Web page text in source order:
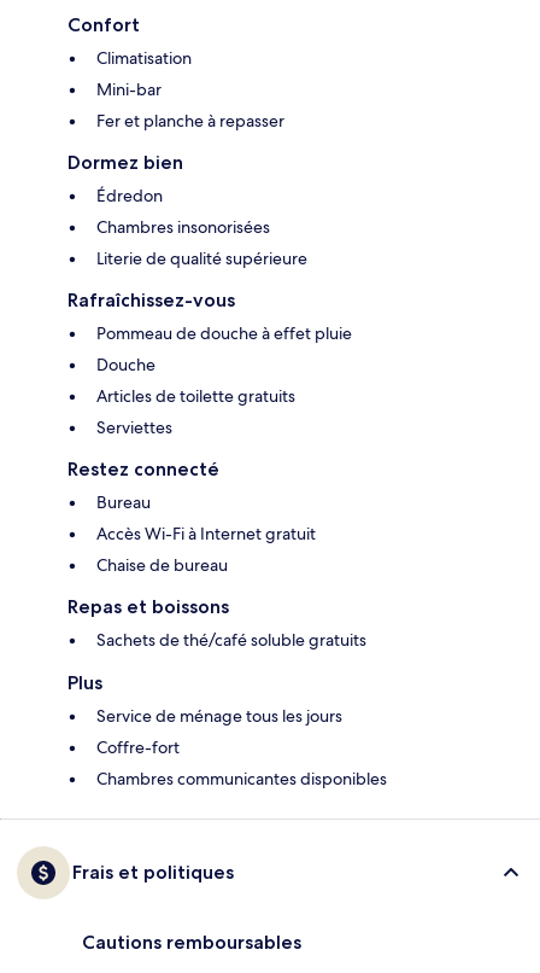
Confort
Climatisation
Mini-bar
Fer et planche à repasser
Dormez bien
Édredon
Chambres insonorisées
Literie de qualité supérieure
Rafraîchissez-vous
Pommeau de douche à effet pluie
Douche
Articles de toilette gratuits
Serviettes
Restez connecté
Bureau
Accès Wi-Fi à Internet gratuit
Chaise de bureau
Repas et boissons
Sachets de thé/café soluble gratuits
Plus
Service de ménage tous les jours
Coffre-fort
Chambres communicantes disponibles
Frais et politiques
Cautions remboursables